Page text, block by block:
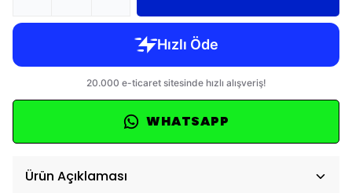
WHATSAPP
Ürün Açıklaması